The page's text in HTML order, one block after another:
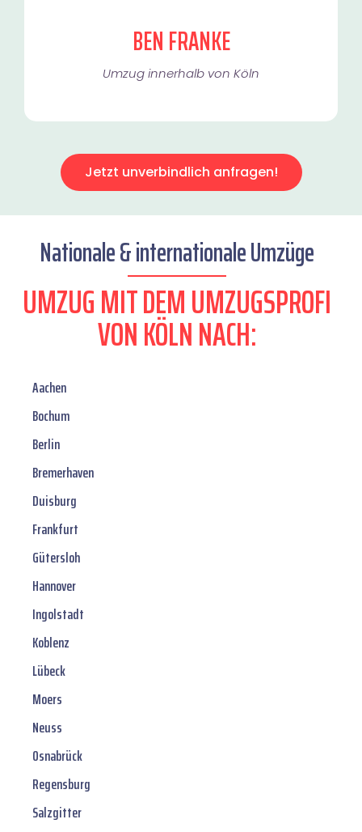
BEN FRANKE
Umzug innerhalb von Köln​
Jetzt unverbindlich anfragen!
Nationale & internationale Umzüge
UMZUG MIT DEM UMZUGSPROFI
VON KÖLN NACH:
Aachen
Bochum
Berlin
Bremerhaven
Duisburg
Frankfurt
Gütersloh
Hannover
Ingolstadt
Koblenz
Lübeck
Moers
Neuss
Osnabrück
Regensburg
Salzgitter